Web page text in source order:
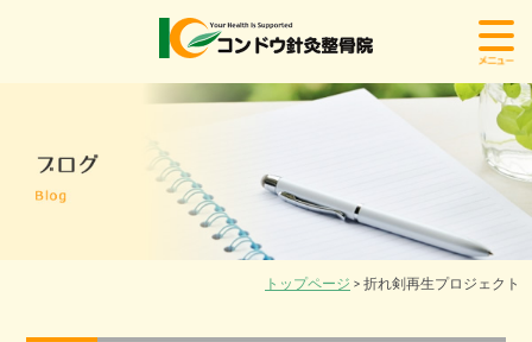
トップページ > 折れ剣再生プロジェクト